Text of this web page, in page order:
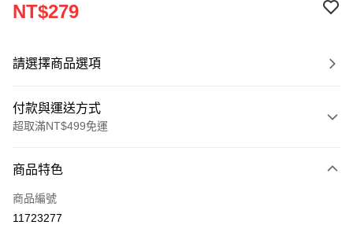
NT$279
請選擇商品選項
付款與運送方式
超取滿NT$499免運
信用卡一次付款
超商取貨付款
商品特色
商品編號
11723277